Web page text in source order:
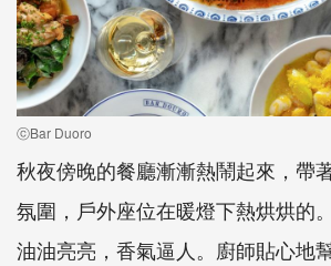
ⓒBar Duoro
秋夜傍晚的餐廳漸漸熱鬧起來，帶
氛圍，戶外座位在暖燈下熱烘烘的
油油亮亮，香氣逼人。廚師貼心地